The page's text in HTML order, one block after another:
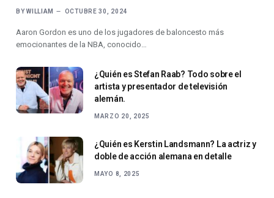
BY WILLIAM OCTUBRE 30, 2024
Aaron Gordon es uno de los jugadores de baloncesto más
emocionantes de la NBA, conocido…
¿Quién es Stefan Raab? Todo sobre el
artista y presentador de televisión
alemán.
MARZO 20, 2025
¿Quién es Kerstin Landsmann? La actriz y
doble de acción alemana en detalle
MAYO 8, 2025